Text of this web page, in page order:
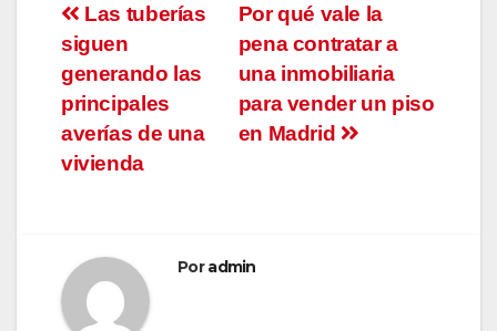
Navegación
de
entradas
Por qué vale la
pena contratar a
una inmobiliaria
para vender un piso
en Madrid
Las tuberías
siguen
generando las
principales
averías de una
vivienda
Poradmin